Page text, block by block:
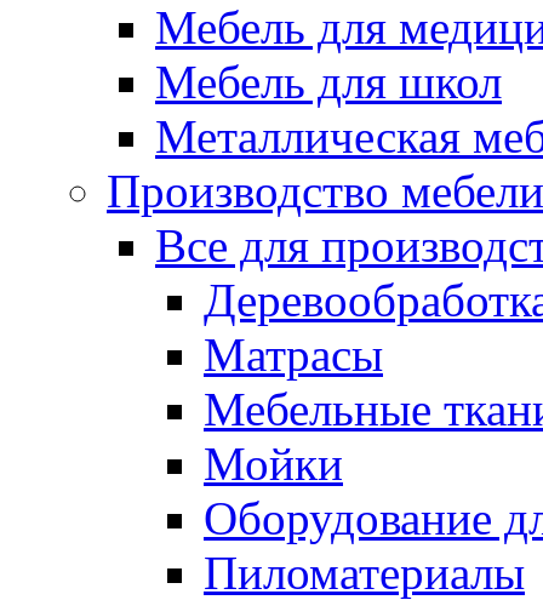
Мебель для
Мебель для школ
Металлическая
Производство мебели
Все для
Матрасы
Мебельные
Мойки
Оборудование
Пиломатериалы